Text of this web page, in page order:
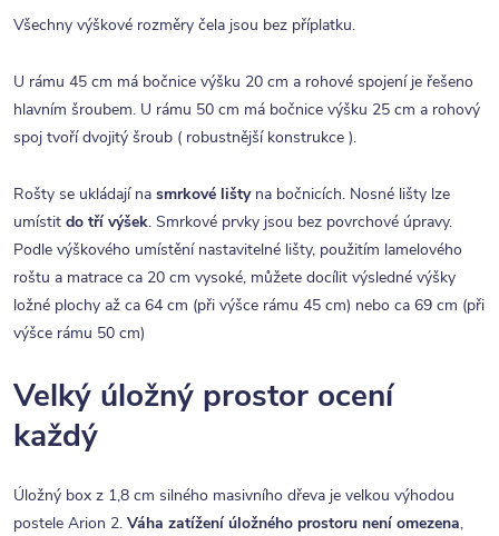
Všechny výškové rozměry čela jsou bez příplatku.
U rámu 45 cm má bočnice výšku 20 cm a rohové spojení je řešeno
hlavním šroubem. U rámu 50 cm má bočnice výšku 25 cm a rohový
spoj tvoří dvojitý šroub ( robustnější konstrukce ).
Rošty se ukládají na smrkové lištyna bočnicích. Nosné lišty lze
umístit do tří výšek. Smrkové prvky jsou bez povrchové úpravy.
Podle výškového umístění nastavitelné lišty, použitím lamelového
roštu a matrace ca 20 cm vysoké, můžete docílit výsledné výšky
ložné plochy až ca 64 cm (při výšce rámu 45 cm) nebo ca 69 cm (při
výšce rámu 50 cm)
Velký úložný prostor ocení
každý
Úložný box z 1,8 cm silného masivního dřeva je velkou výhodou
postele Arion 2. Váha zatížení úložného prostoru není omezena,